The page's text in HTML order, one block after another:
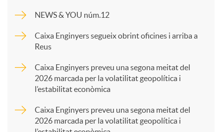
p
a
NEWS & YOU núm.12
Caixa Enginyers segueix obrint oficines i arriba a
Reus
Caixa Enginyers preveu una segona meitat del
2026 marcada per la volatilitat geopolítica i
l’estabilitat econòmica
Caixa Enginyers preveu una segona meitat del
2026 marcada per la volatilitat geopolítica i